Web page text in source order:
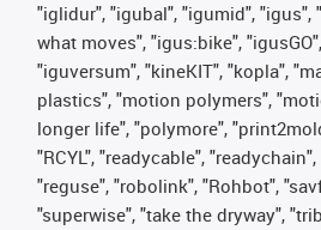
"iglidur", "igubal", "igumid",
what moves", "igus:bike",
"iguversum", "kineKIT", "kopla",
plastics", "motion polymers",
longer life", "polymore",
"RCYL", "readycable",
"reguse", "robolink", "Rohbot",
"superwise", "take the dryway",